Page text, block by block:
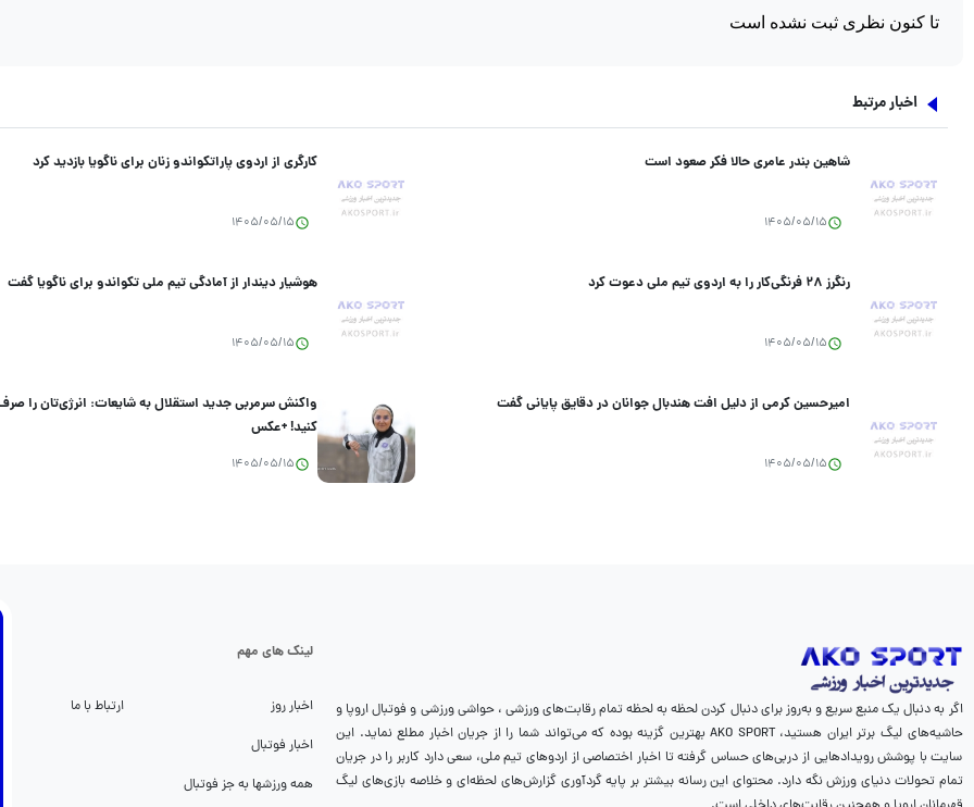
اخبار مرتبط
شاهین بندر عامری حالا فکر صعود است
1405/05/15
کارگری از اردوی پاراتکواندو زنان برای ناگویا بازدید کرد
1405/05/15
رنگرز ۲۸ فرنگی‌کار را به اردوی تیم ملی دعوت کرد
1405/05/15
هوشیار دیندار از آمادگی تیم ملی تکواندو برای ناگویا گفت
1405/05/15
امیرحسین کرمی از دلیل افت هندبال جوانان در دقایق پایانی گفت
1405/05/15
واکنش سرمربی جدید استقلال به شایعات: انرژی‌تان را
کنید! +عکس
1405/05/15
اگر به دنبال یک منبع سریع و به‌روز برای دنبال کردن لحظه به لحظه تمام رقابت‌های ورزشی ، حواشی ورزشی و فوتبال اروپا و
حاشیه‌های لیگ برتر ایران هستید، AKO SPORT بهترین گزینه بوده که می‌تواند شما را از جریان اخبار مطلع نماید. این
سایت با پوشش رویدادهایی از دربی‌های حساس گرفته تا اخبار اختصاصی از اردوهای تیم ملی، سعی دارد کاربر را در جریان
تمام تحولات دنیای ورزش نگه دارد. محتوای این رسانه بیشتر بر پایه گردآوری گزارش‌های لحظه‌ای و خلاصه بازی‌های لیگ
لینک های مهم
اخبار روز
اخبار فوتبال
همه ورزشها به جز فوتبال
ارتباط با ما